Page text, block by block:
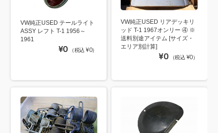
VW純正USED テールライト
ASSY レフト T-1 1956～
1961
¥0 （税込 ¥0）
VW純正USED リアデッキリ
ッド T-1 1967オンリー ④ ※
送料別途アイテム [サイズ・
エリア別計算]
¥0 （税込 ¥0）